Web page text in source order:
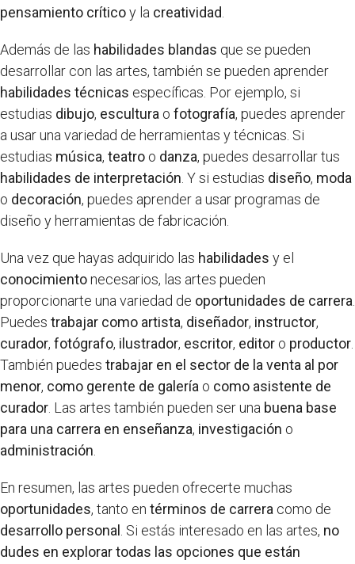
pensamiento críticoy la creatividad
Además de las habilidades blandas que se pueden
desarrollar con las artes, también se pueden aprender
habilidades técnicas específicas. Por ejemplo, si
estudias dibujo, escultura o fotografía, puedes aprender
a usar una variedad de herramientas y técnicas. Si
estudias música, teatro o danza, puedes desarrollar tus
habilidades de interpretación . Y si estudias diseño, moda
o decoración, puedes aprender a usar programas de
diseño y herramientas de fabricación.
Una vez que hayas adquirido las habilidades y el
conocimientonecesarios, las artes pueden
proporcionarte una variedad de oportunidades de carrera
Puedes trabajar como artista, diseñador, instructor,
curador, fotógrafo, ilustrador, escritor, editor o productor
También puedes trabajar en el sector de la venta al por
menor, como gerente de galería o como asistente de
curador . Las artes también pueden ser una buena base
para una carrera en enseñanza, investigación o
administración
En resumen, las artes pueden ofrecerte muchas
oportunidades, tanto en términos de carrera como de
desarrollo personal
. Si estás interesado en las artes, no
dudes en explorar todas las opciones que están